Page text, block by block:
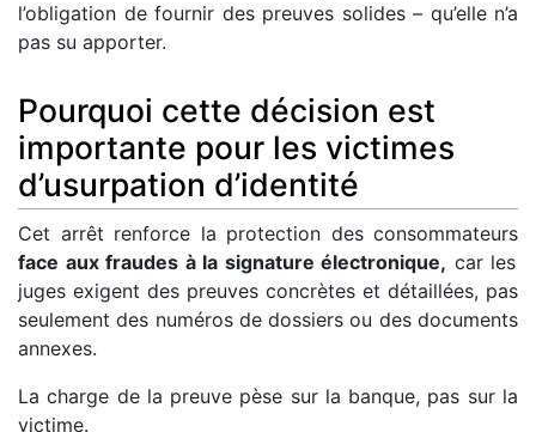
l’obligation de fournir des preuves solides – qu’elle n’a
pas su apporter.
Pourquoi cette décision est
importante pour les victimes
d’usurpation d’identité
Cet arrêt renforce la protection des consommateurs
face aux fraudes à la signature électronique, car les
juges exigent des preuves concrètes et détaillées, pas
seulement des numéros de dossiers ou des documents
annexes.
La charge de la preuve pèse sur la banque, pas sur la
victime.